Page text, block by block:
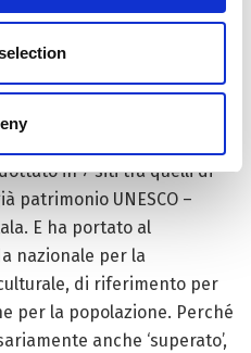
al contempo, le
caratteristiche di quel
dunque, le indicazioni più
o “curarlo”.
in 7 siti tra quelli di
patrimonio UNESCO –
E ha portato al
nazionale per la
di riferimento per
per la popolazione. Perché
anche ‘superato’,